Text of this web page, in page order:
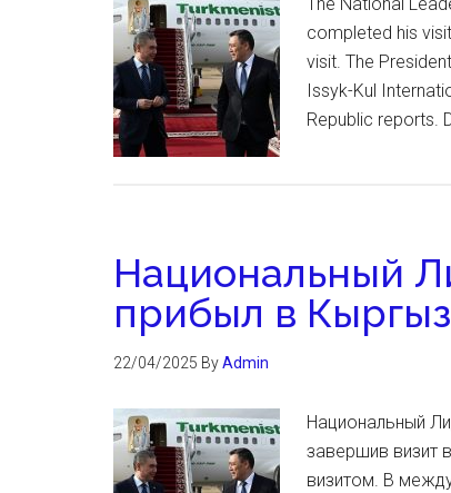
completed his
visit. The
Issyk-Kul
Republic reports.
Национальный
прибыл в
22/04/2025 ByAdmin
Национальный
завершив визит
визитом. В